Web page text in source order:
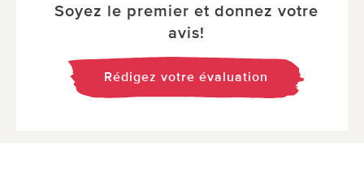
Soyez le premier et donnez votre
avis!
Rédigez votre évaluation